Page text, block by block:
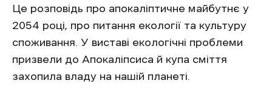
Це розповідь про апокаліптичне майбутнє у
2054 році, про питання екології та культуру
споживання. У виставі екологічні проблеми
призвели до Апокаліпсиса й купа сміття
захопила владу на нашій планеті.